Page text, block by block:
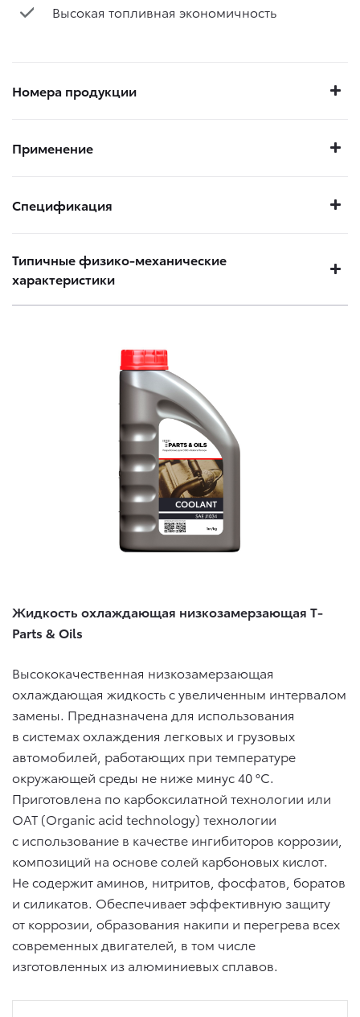
Высокая топливная экономичность
Номера продукции
Применение
Спецификация
Типичные физико-механические
характеристики
Жидкость охлаждающая низкозамерзающая T-
Parts & Oils
Высококачественная низкозамерзающая
охлаждающая жидкость с увеличенным интервалом
замены. Предназначена для использования
в системах охлаждения легковых и грузовых
автомобилей, работающих при температуре
окружающей среды не ниже минус 40 °C.
Приготовлена по карбоксилатной технологии или
ОАТ (Organic acid technology) технологии
с использование в качестве ингибиторов коррозии,
композиций на основе солей карбоновых кислот.
Не содержит аминов, нитритов, фосфатов, боратов
и силикатов. Обеспечивает эффективную защиту
от коррозии, образования накипи и перегрева всех
современных двигателей, в том числе
изготовленных из алюминиевых сплавов.